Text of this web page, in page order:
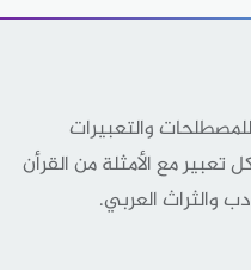
والتعبيرات
مع الأمثلة من القرأن
والثراث العربي.